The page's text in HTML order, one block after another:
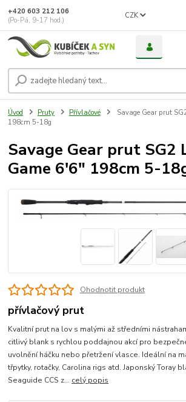
CZK
+420 603 212 106
(Po-Pá, 9-17 hod.)
Úvod Pruty Přívlačové
Savage Gear prut
198cm 5-18g
Savage Gear prut SG2
Game 6'6" 198cm 5-
Ohodnotit produkt
přívlačový prut
Kvalitní prut na lov s malými až středními
citlivý blank s rychlou poddajnou akcí pro
uvolnění háčku nebo přetržení vlasce. Ideální na
třpytky, rotačky, Carolina rigs atd. Japonský Toray
Seaguide CCS z... celý popis